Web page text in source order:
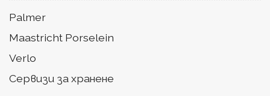
Palmer
Maastricht Porselein
Verlo
Сервизи за хранене